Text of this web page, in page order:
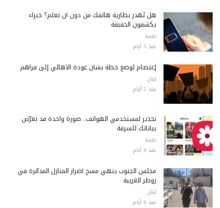
هل تُهدر بطارية هاتفك من دون أن تعلم؟ خبراء
يكشفون الحقيقة
تقنية
منذ 5 أيام
إعتصام لوضع خطة بشأن عودة الأهالي إلى قراهم
لبنان
منذ 5 أيام
تحذير لمستخدمي الهواتف.. صورة واحدة قد تعرّض
بياناتك للسرقة
تقنية
منذ 4 أيام
مجلس الجنوب ينهي مسح أضرار المنازل المدمّرة في
زوطر الغربية
لبنان
منذ 4 أيام